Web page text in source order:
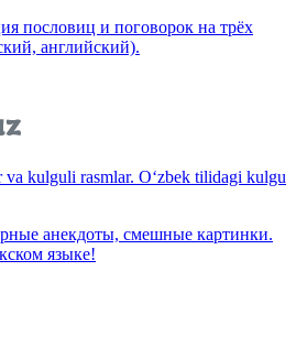
пословиц и поговорок на трёх
английский).
va kulguli rasmlar. O‘zbek tilidagi kulgu
анекдоты, смешные картинки.
языке!